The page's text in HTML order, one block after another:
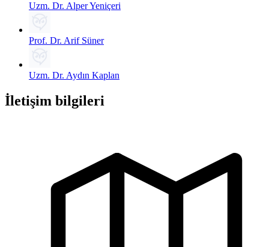
Uzm. Dr. Alper Yeniçeri
Prof. Dr. Arif Süner
Uzm. Dr. Aydın Kaplan
İletişim bilgileri